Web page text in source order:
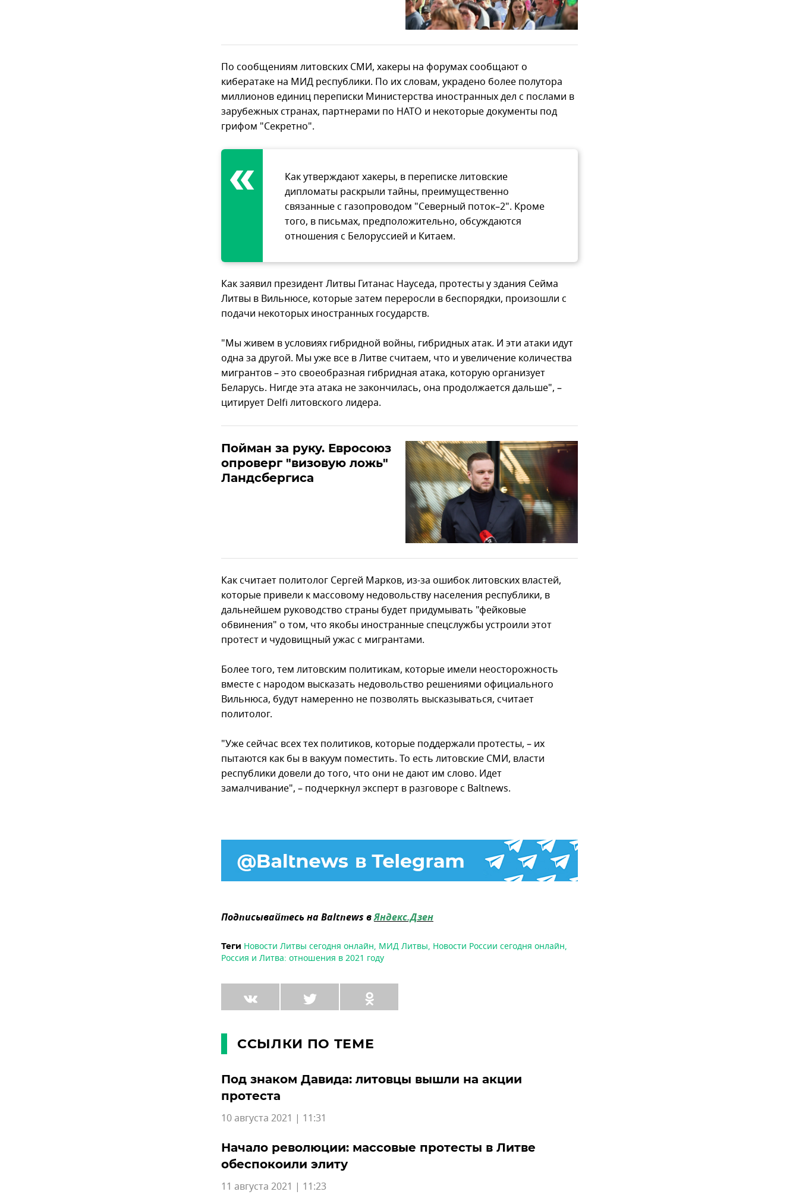
По сообщениям литовских СМИ, хакеры на форумах сообщают о
кибератаке на МИД республики. По их словам, украдено более полутора
миллионов единиц переписки Министерства иностранных дел с послами в
зарубежных странах, партнерами по НАТО и некоторые документы под
грифом "Секретно".
Как утверждают хакеры, в переписке литовские
дипломаты раскрыли тайны, преимущественно
связанные с газопроводом "Северный поток–2". Кроме
того, в письмах, предположительно, обсуждаются
отношения с Белоруссией и Китаем.
Как заявил президент Литвы Гитанас Науседа, протесты у здания Сейма
Литвы в Вильнюсе, которые затем переросли в беспорядки, произошли с
подачи некоторых иностранных государств.
"Мы живем в условиях гибридной войны, гибридных атак. И эти атаки идут
одна за другой. Мы уже все в Литве считаем, что и увеличение количества
мигрантов – это своеобразная гибридная атака, которую организует
Беларусь. Нигде эта атака не закончилась, она продолжается дальше", –
цитирует Delfi литовского лидера.
Пойман за руку. Евросоюз
опроверг "визовую ложь"
Ландсбергиса
Как считает политолог Сергей Марков, из-за ошибок литовских властей,
которые привели к массовому недовольству населения республики, в
дальнейшем руководство страны будет придумывать "фейковые
обвинения" о том, что якобы иностранные спецслужбы устроили этот
протест и чудовищный ужас с мигрантами.
Более того, тем литовским политикам, которые имели неосторожность
вместе с народом высказать недовольство решениями официального
Вильнюса, будут намеренно не позволять высказываться, считает
политолог.
"Уже сейчас всех тех политиков, которые поддержали протесты, – их
пытаются как бы в вакуум поместить. То есть литовские СМИ, власти
республики довели до того, что они не дают им слово. Идет
замалчивание", – подчеркнул эксперт в разговоре с Baltnews.
Подписывайтесь на Baltnews вЯндекс.Дзен
Теги Новости Литвы сегодня онлайн, МИД Литвы, Новости России сегодня онлайн,
Россия и Литва: отношения в 2021 году
ССЫЛКИ ПО ТЕМЕ
Под знаком Давида: литовцы вышли на акции
протеста
10 августа 2021 | 11:31
Начало революции: массовые протесты в Литве
обеспокоили элиту
11 августа 2021 | 11:23